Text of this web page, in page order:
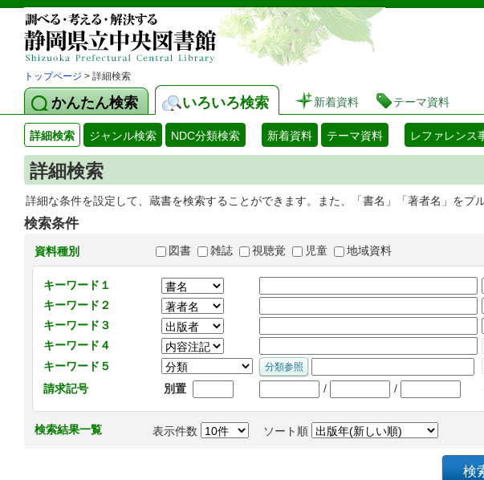
静岡県立図書館 蔵
トップページ > 詳細検索
かんたん検索 いろいろ検索 新着資料 テーマ資料
詳細検索 ジャンル検索 NDC分類検索 新着資料 テーマ資料 レファレンス
詳細検索
詳細な条件を設定して、蔵書を検索することができます。また、「書名」「著者名」をプ
検索条件
資料種別 図書 雑誌 視聴覚 児童 地域資料
キーワード１
キーワード２
キーワード３
キーワード４
キーワード５
請求記号
別置 / /
検索結果一覧 表示件数 ソート順